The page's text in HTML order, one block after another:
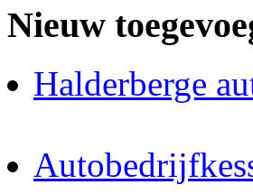
Nieuw
Halderberge